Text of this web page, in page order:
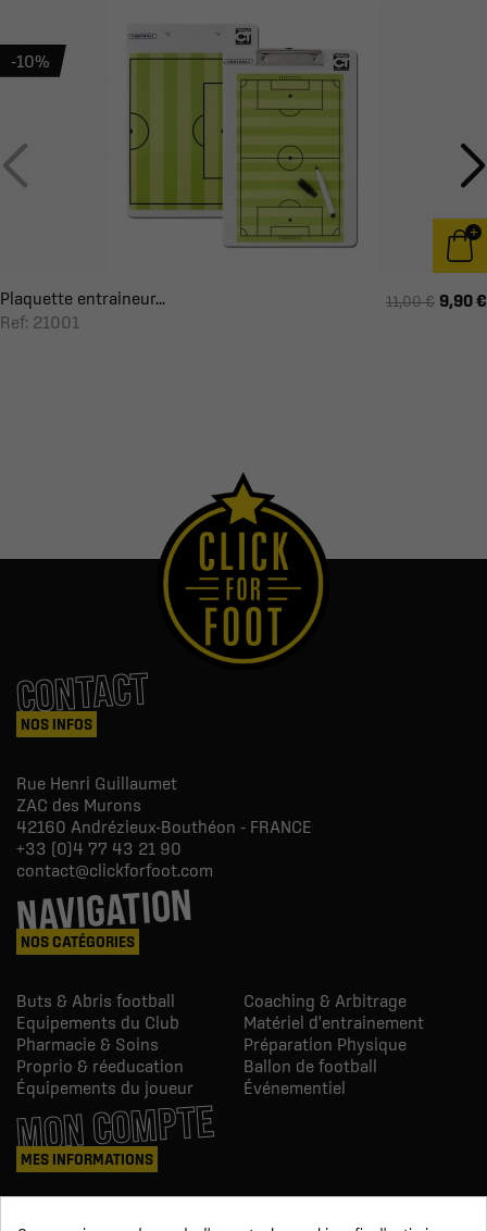
Plaquette entraineur...
Ref: 21001
11,00 € 9,90 €
-10%
CONTACT
NOS INFOS
Rue Henri Guillaumet
ZAC des Murons
42160 Andrézieux-Bouthéon - FRANCE
+33 (0)4 77 43 21 90
contact@clickforfoot.com
NAVIGATION
NOS CATÉGORIES
Buts & Abris football
Coaching & Arbitrage
Equipements du Club
Matériel d'entrainement
Pharmacie & Soins
Préparation Physique
Proprio & réeducation
Ballon de football
Équipements du joueur
Événementiel
MON COMPTE
MES INFORMATIONS